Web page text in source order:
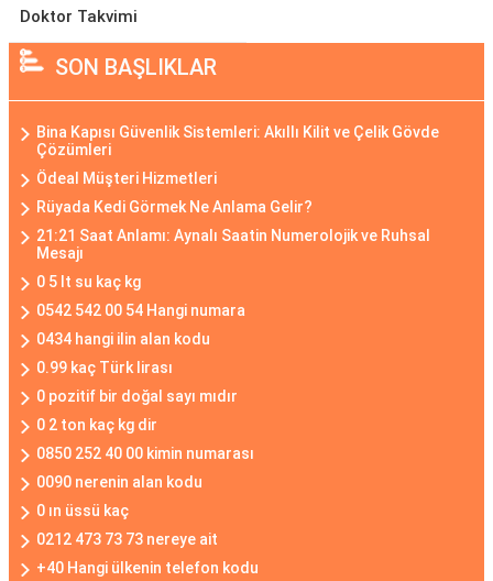
Doktor Takvimi
SON BAŞLIKLAR
Bina Kapısı Güvenlik Sistemleri: Akıllı Kilit ve Çelik Gövde
Çözümleri
Ödeal Müşteri Hizmetleri
Rüyada Kedi Görmek Ne Anlama Gelir?
21:21 Saat Anlamı: Aynalı Saatin Numerolojik ve Ruhsal
Mesajı
0 5 lt su kaç kg
0542 542 00 54 Hangi numara
0434 hangi ilin alan kodu
0.99 kaç Türk lirası
0 pozitif bir doğal sayı mıdır
0 2 ton kaç kg dir
0850 252 40 00 kimin numarası
0090 nerenin alan kodu
0 ın üssü kaç
0212 473 73 73 nereye ait
+40 Hangi ülkenin telefon kodu